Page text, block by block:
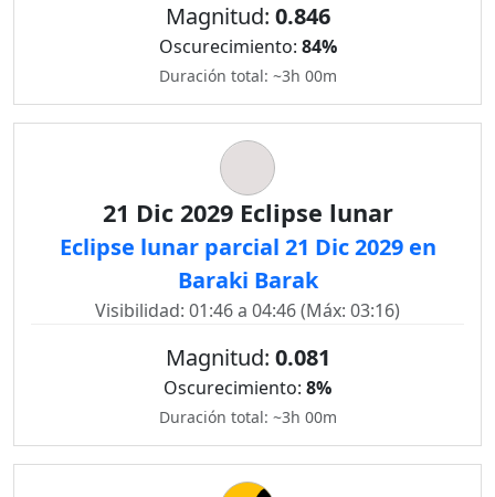
Magnitud: 0.846
Oscurecimiento: 84%
Duración total: ~3h 00m
21 Dic 2029 Eclipse lunar
Eclipse lunar parcial 21 Dic 2029 en
Baraki Barak
Visibilidad: 01:46 a 04:46 (Máx: 03:16)
Magnitud: 0.081
Oscurecimiento: 8%
Duración total: ~3h 00m